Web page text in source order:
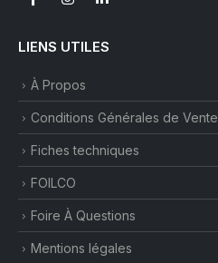
LIENS UTILES
À Propos
Conditions Générales de Vente
Fiches techniques
FOILCO
Foire À Questions
Mentions légales